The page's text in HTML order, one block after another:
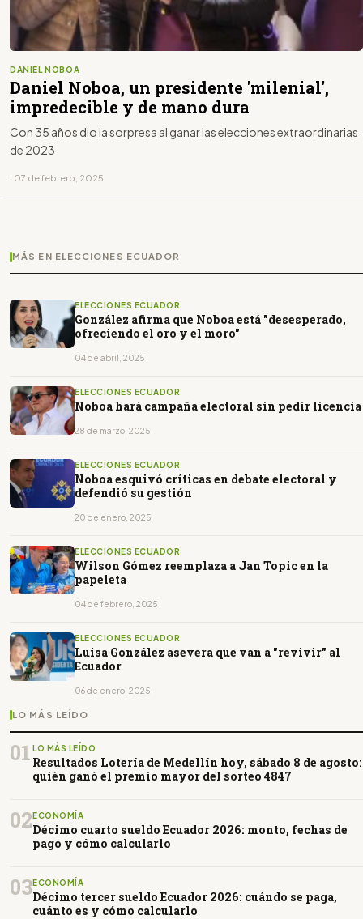
DANIEL NOBOA
Daniel Noboa, un presidente 'milenial',
impredecible y de mano dura
Con 35 años dio la sorpresa al ganar las elecciones extraordinarias
de 2023
· 07 de febrero, 2025
MÁS EN ELECCIONES ECUADOR
ELECCIONES ECUADOR
González afirma que Noboa está "desesperado,
ofreciendo el oro y el moro"
04 de abril, 2025
ELECCIONES ECUADOR
Noboa hará campaña electoral sin pedir licencia
28 de marzo, 2025
ELECCIONES ECUADOR
Noboa esquivó críticas en debate electoral y
defendió su gestión
20 de enero, 2025
ELECCIONES ECUADOR
Wilson Gómez reemplaza a Jan Topic en la
papeleta
04 de febrero, 2025
ELECCIONES ECUADOR
Luisa González asevera que van a "revivir" al
Ecuador
06 de enero, 2025
LO MÁS LEÍDO
01 LO MÁS LEÍDO
Resultados Lotería de Medellín hoy, sábado 8 de agosto:
quién ganó el premio mayor del sorteo 4847
02ECONOMÍA
Décimo cuarto sueldo Ecuador 2026: monto, fechas de
pago y cómo calcularlo
03ECONOMÍA
Décimo tercer sueldo Ecuador 2026: cuándo se paga,
cuánto es y cómo calcularlo